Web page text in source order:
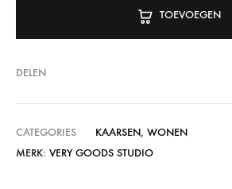
TOEVOEGEN
DELEN
CATEGORIES KAARSEN, WONEN
MERK: VERY GOODS STUDIO